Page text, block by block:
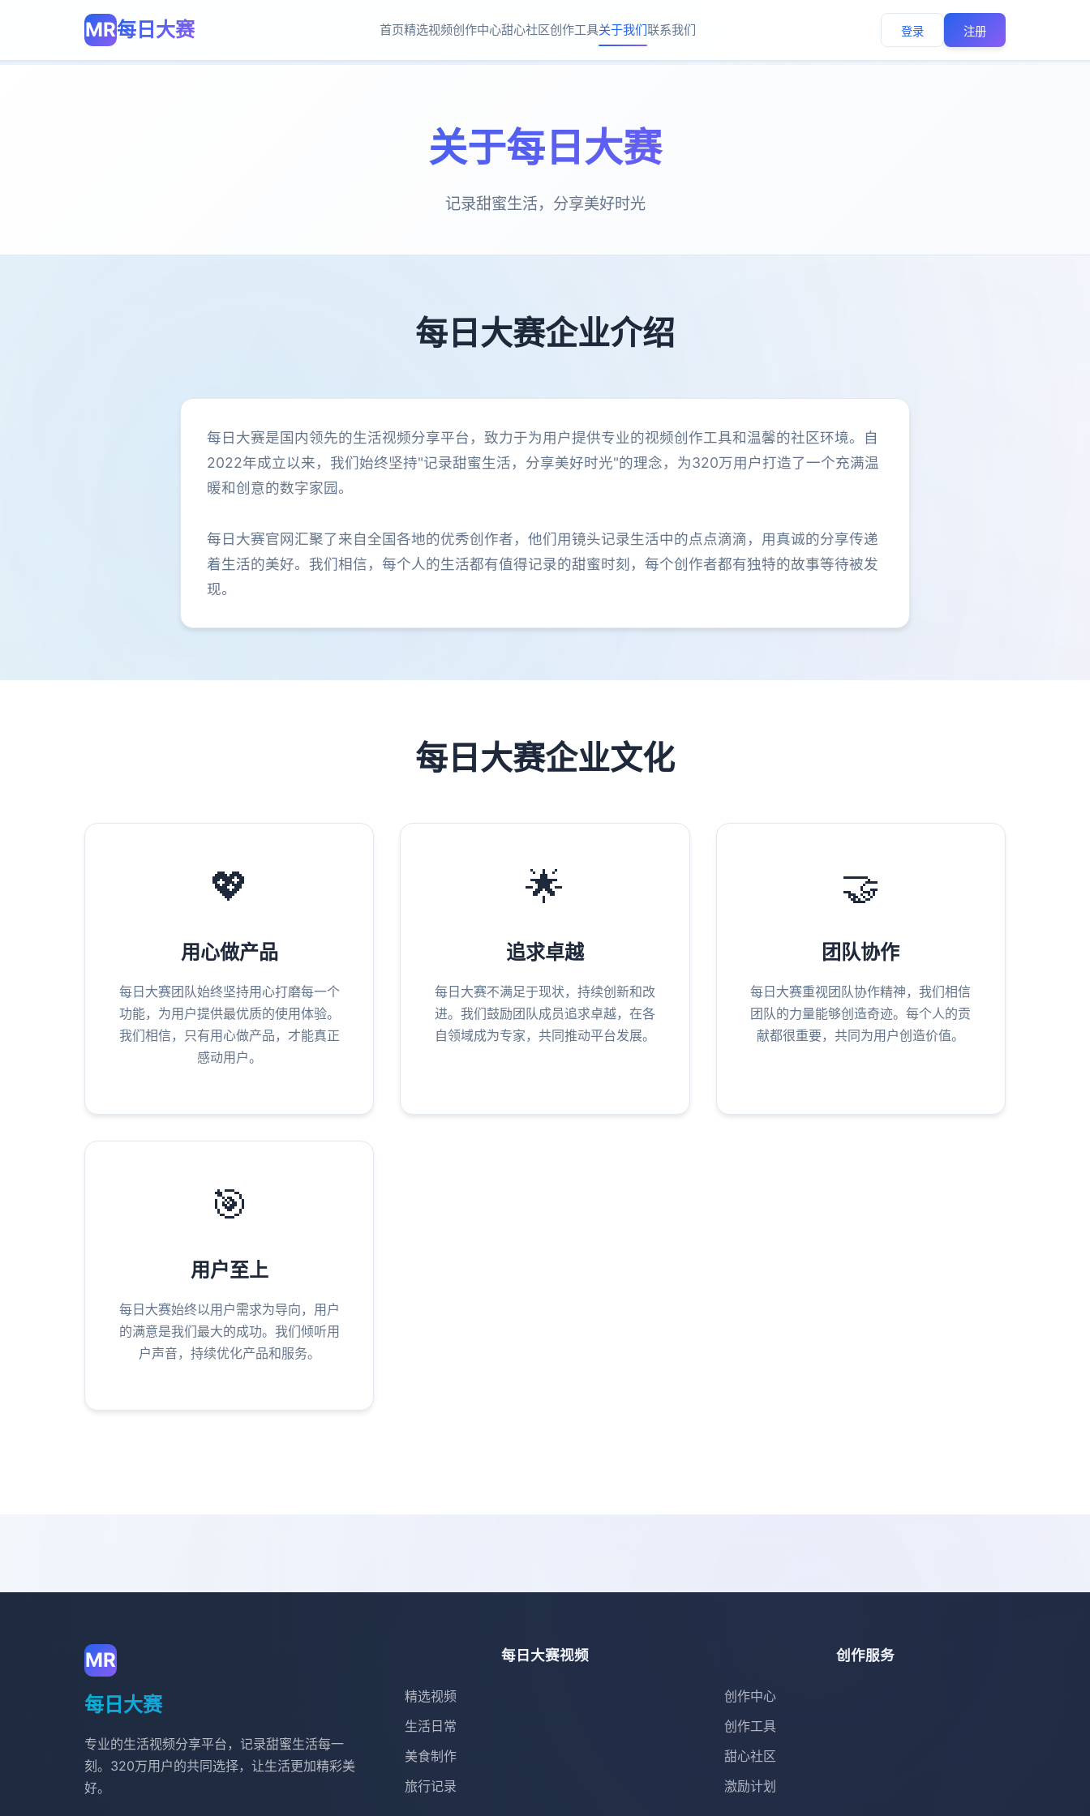
MR每日大赛 首页精选视频创作中心甜心社区创作工具关于我们联系我们 登录 注册
关于每日大赛
记录甜蜜生活，分享美好时光
每日大赛企业介绍
每日大赛是国内领先的生活视频分享平台，致力于为用户提供专业的视频创作工具和温馨的社区环境。自
2022年成立以来，我们始终坚持"记录甜蜜生活，分享美好时光"的理念，为320万用户打造了一个充满温
暖和创意的数字家园。
每日大赛官网汇聚了来自全国各地的优秀创作者，他们用镜头记录生活中的点点滴滴，用真诚的分享传递
着生活的美好。我们相信，每个人的生活都有值得记录的甜蜜时刻，每个创作者都有独特的故事等待被发
现。
每日大赛企业文化
💖
用心做产品
每日大赛团队始终坚持用心打磨每一个
功能，为用户提供最优质的使用体验。
我们相信，只有用心做产品，才能真正
感动用户。
🌟
追求卓越
每日大赛不满足于现状，持续创新和改
进。我们鼓励团队成员追求卓越，在各
自领域成为专家，共同推动平台发展。
🤝
团队协作
每日大赛重视团队协作精神，我们相信
团队的力量能够创造奇迹。每个人的贡
献都很重要，共同为用户创造价值。
🎯
用户至上
每日大赛始终以用户需求为导向，用户
的满意是我们最大的成功。我们倾听用
户声音，持续优化产品和服务。
MR
每日大赛
专业的生活视频分享平台，记录甜蜜生活每一
刻。320万用户的共同选择，让生活更加精彩美
好。
每日大赛视频
精选视频
生活日常
美食制作
旅行记录
创作服务
创作中心
创作工具
甜心社区
激励计划